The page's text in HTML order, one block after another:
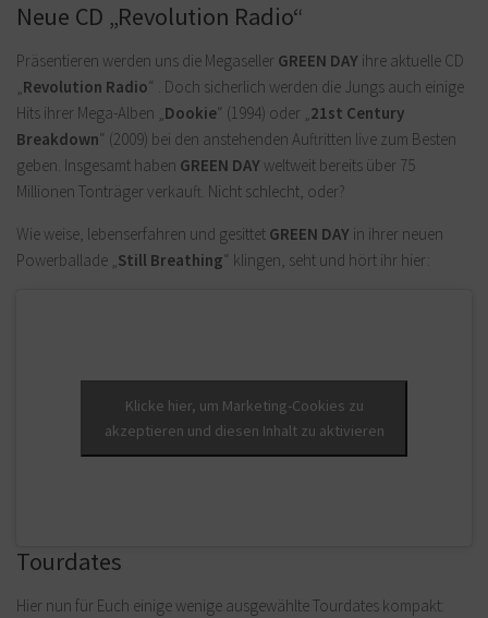
Neue CD „Revolution Radio“
Präsentieren werden uns die Megaseller GREEN DAY ihre aktuelle CD
Revolution Radio“ . Doch sicherlich werden die Jungs auch einige
Hits ihrer Mega-Alben „ Dookie“ (1994) oder „ 21st Century
Breakdown“ (2009) bei den anstehenden Auftritten live zum Besten
geben. Insgesamt haben GREEN DAY weltweit bereits über 75
Millionen Tonträger verkauft. Nicht schlecht, oder?
Wie weise, lebenserfahren und gesittet GREEN DAY in ihrer neuen
Powerballade „ Still Breathing“ klingen, seht und hört ihr hier:
Klicke hier, um Marketing-Cookies zu
akzeptieren und diesen Inhalt zu aktivieren
Tourdates
Hier nun für Euch einige wenige ausgewählte Tourdates kompakt: